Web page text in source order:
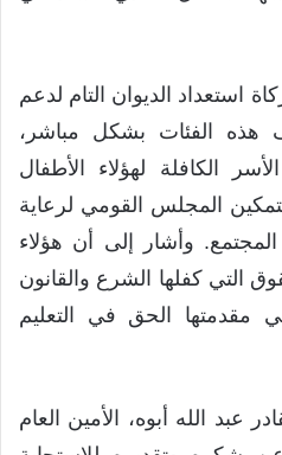
استعداد الديوان التام لدعم
هذه الفئات بشكل مباشر،
الكافلة لهؤلاء الأطفال
المجلس القومي لرعاية
وأشار إلى أن هؤلاء
التي كفلها الشرع والقانون
الحق في التعليم
عبد الله أبوه، الأمين العام